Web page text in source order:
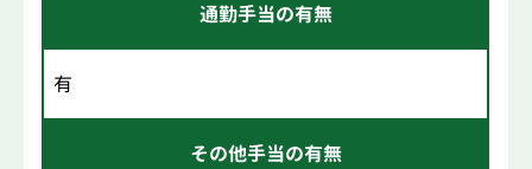
通勤手当の有無
有
その他手当の有無